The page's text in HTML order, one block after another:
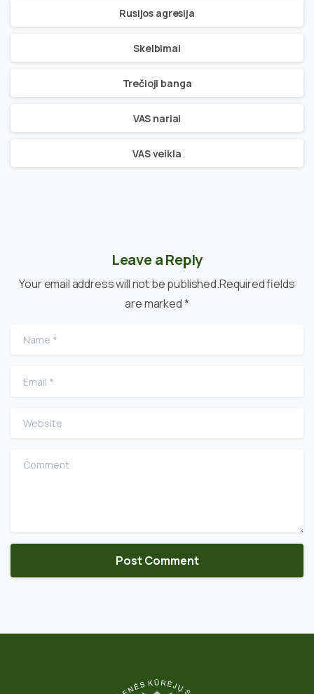
Rusijos agresija
Skelbimai
Trečioji banga
VAS nariai
VAS veikla
Leave a Reply
Your email address will not be published.Required fields
are marked *
Name
Email
Website
Comment